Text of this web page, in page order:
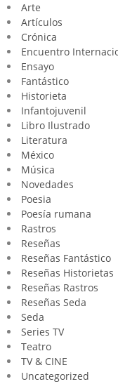
Arte
Artículos
Crónica
Encuentro
Ensayo
Fantástico
Historieta
Infantojuvenil
Libro Ilustrado
Literatura
México
Música
Novedades
Poesia
Poesía rumana
Rastros
Reseñas
Reseñas Fantástico
Reseñas Historietas
Reseñas Rastros
Reseñas Seda
Seda
Series TV
Teatro
TV & CINE
Uncategorized